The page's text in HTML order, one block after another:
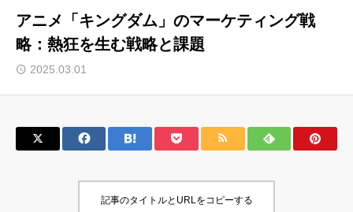
アニメ「キングダム」のマーケティング戦
略：熱狂を生む戦略と課題
2025.03.01
記事のタイトルとURLをコピーする
スポンサー登録
サロン会員登録
ログイン
運営会社